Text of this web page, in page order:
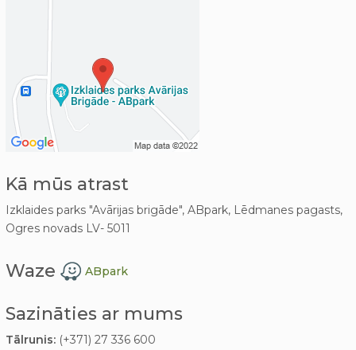
Kā mūs atrast
Izklaides parks "Avārijas brigāde", ABpark, Lēdmanes pagasts,
Ogres novads LV- 5011
Waze ABpark
Sazināties ar mums
Tālrunis:(+371) 27 336 600